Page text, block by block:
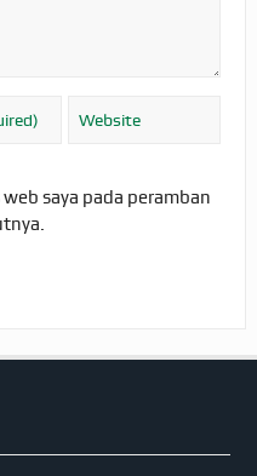
saya pada peramban